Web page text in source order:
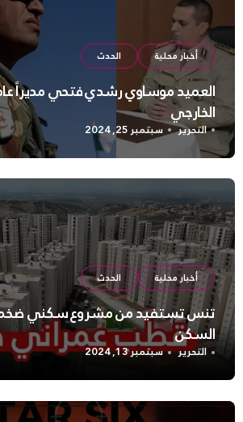
أخبار محلية الحدث
العميد موساوي رشدي فتحي مديراً
الخارجي
التحرير سبتمبر 25, 2024
أخبار محلية الحدث
تنس تستفيد من مشروع سكني ضخم
السكن
التحرير سبتمبر 13, 2024